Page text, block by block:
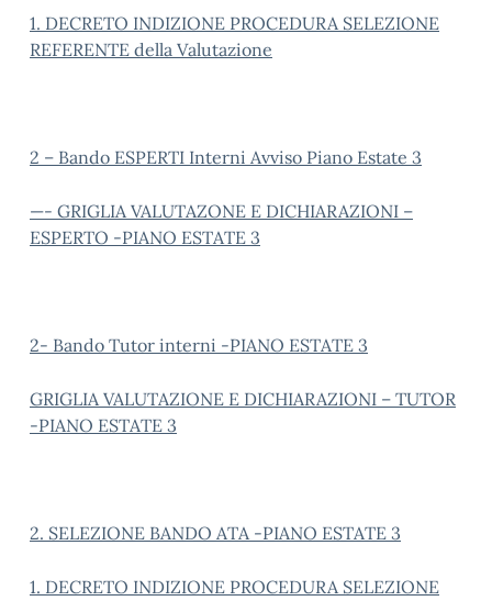
1. DECRETO INDIZIONE PROCEDURA SELEZIONE
REFERENTE della Valutazione
2 – Bando ESPERTI Interni Avviso Piano Estate 3
—- GRIGLIA VALUTAZONE E DICHIARAZIONI –
ESPERTO -PIANO ESTATE 3
2- Bando Tutor interni -PIANO ESTATE 3
GRIGLIA VALUTAZIONE E DICHIARAZIONI – TUTOR
-PIANO ESTATE 3
2. SELEZIONE BANDO ATA -PIANO ESTATE 3
1. DECRETO INDIZIONE PROCEDURA SELEZIONE